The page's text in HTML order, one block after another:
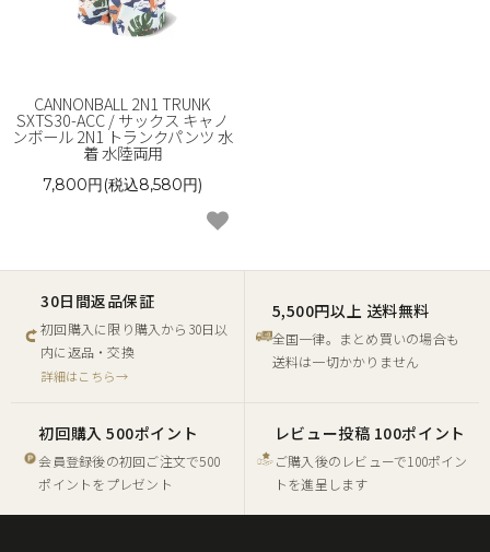
CANNONBALL 2N1 TRUNK
SXTS30-ACC / サックス キャノ
ンボール 2N1 トランクパンツ 水
着 水陸両用
7,800円(税込8,580円)
30日間返品保証
初回購入に限り購入から30日以
内に返品・交換
詳細はこちら→
5,500円以上 送料無料
全国一律。まとめ買いの場合も
送料は一切かかりません
初回購入 500ポイント
会員登録後の初回ご注文で500
ポイントをプレゼント
レビュー投稿 100ポイント
ご購入後のレビューで100ポイン
トを進呈します